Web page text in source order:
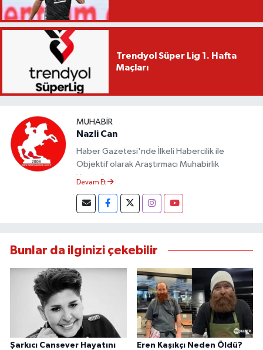
Trendyol Süper Lig 1. Hafta
Maçları
MUHABIR
Nazli Can
Haber Gazetesi'nde İlkeli Habercilik ile
Objektif olarak Araştırmacı Muhabirlik
Yapmaktayım.
Devam Et
Bunlar da ilginizi çekebilir
Şarkıcı Cansever Hayatını
Eren Kaşıkçı Neden Öldü?